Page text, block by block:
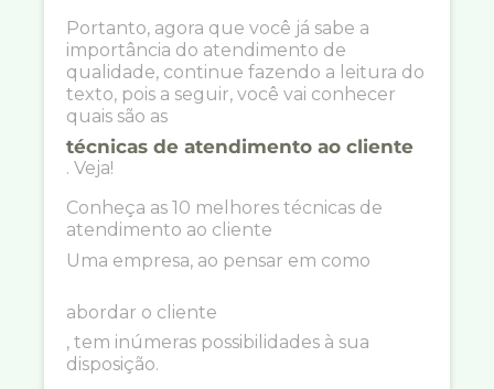
Portanto, agora que você já sabe a
importância do atendimento de
qualidade, continue fazendo a leitura do
texto, pois a seguir, você vai conhecer
quais são as
técnicas de atendimento ao cliente
. Veja!
Conheça as 10 melhores técnicas de
atendimento ao cliente
Uma empresa, ao pensar em como
abordar o cliente
, tem inúmeras possibilidades à sua
disposição.